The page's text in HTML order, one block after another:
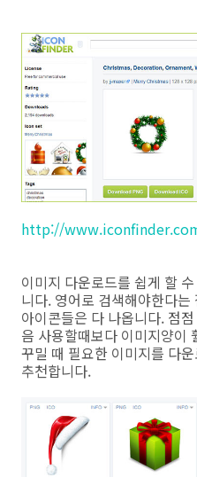
http://
이미지 다운로드를 쉽게 할
니다. 영어로 검색해야한다
아이콘들은 다 나옵니다. 점
음 사용할때보다 이미지양이
꾸밀 때 필요한 이미지를 다
추천합니다.